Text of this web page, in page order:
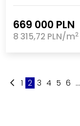
669 000 PLN
8 315,72 PLN/m2
1 2 3 4 5 6 ...